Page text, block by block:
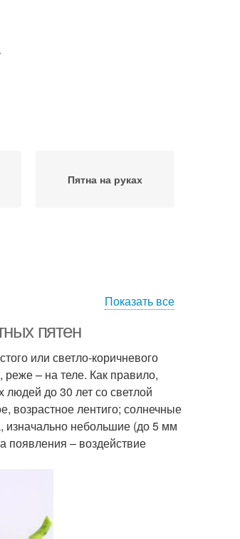
Пятна на руках
Показать все
пятен
или светло-коричневого
реже – на теле. Как правило,
людей до 30 лет со светлой
возрастное лентиго; солнечные
изначально небольшие (до 5 мм
появления – воздействие